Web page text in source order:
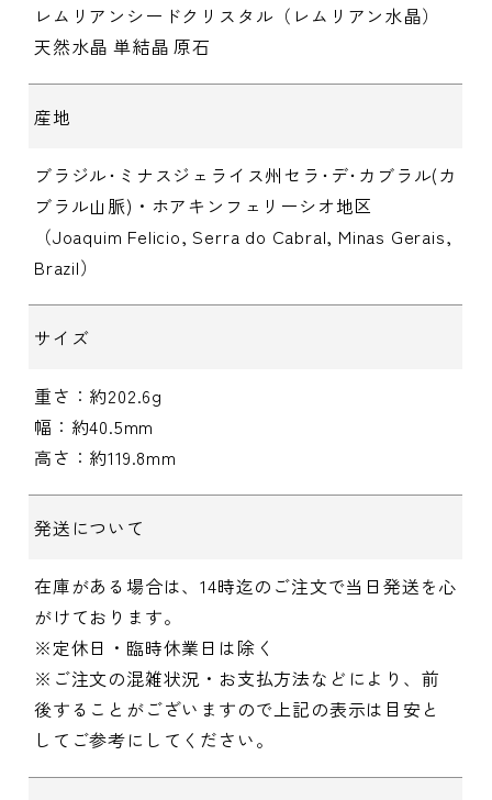
レムリアンシードクリスタル（レムリアン水晶）
天然水晶 単結晶 原石
産地
ブラジル･ミナスジェライス州セラ･デ･カブラル(カ
ブラル山脈)・ホアキンフェリーシオ地区
（Joaquim Felicio, Serra do Cabral, Minas Gerais,
Brazil）
サイズ
重さ：約202.6g
幅：約40.5mm
高さ：約119.8mm
発送について
在庫がある場合は、14時迄のご注文で当日発送を心
がけております。
※定休日・臨時休業日は除く
※ご注文の混雑状況・お支払方法などにより、前
後することがございますので上記の表示は目安と
してご参考にしてください。